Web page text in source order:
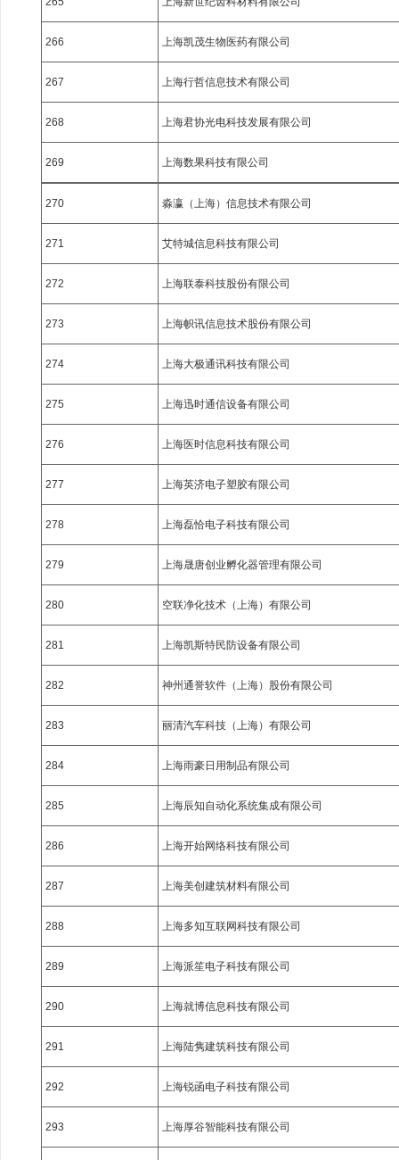
266 上海凯茂生物医药有限公司
267 上海行哲信息技术有限公司
268 上海君协光电科技发展有限公司
269 上海数果科技有限公司
270 淼瀛（上海）信息技术有限公司
271 艾特城信息科技有限公司
272 上海联泰科技股份有限公司
273 上海帜讯信息技术股份有限公司
274 上海大极通讯科技有限公司
275 上海迅时通信设备有限公司
276 上海医时信息科技有限公司
277 上海英济电子塑胶有限公司
278 上海磊恰电子科技有限公司
279 上海晟唐创业孵化器管理有限公司
280 空联净化技术（上海）有限公司
281 上海凯斯特民防设备有限公司
282 神州通誉软件（上海）股份有限公司
283 丽清汽车科技（上海）有限公司
284 上海雨豪日用制品有限公司
285 上海辰知自动化系统集成有限公司
286 上海开始网络科技有限公司
287 上海美创建筑材料有限公司
288 上海多知互联网科技有限公司
289 上海派笙电子科技有限公司
290 上海就博信息科技有限公司
291 上海陆隽建筑科技有限公司
292 上海锐函电子科技有限公司
293 上海厚谷智能科技有限公司